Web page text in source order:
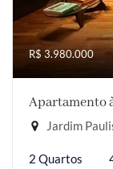
R$ 3.980.000
Apartamento
Jardim
2 Quartos